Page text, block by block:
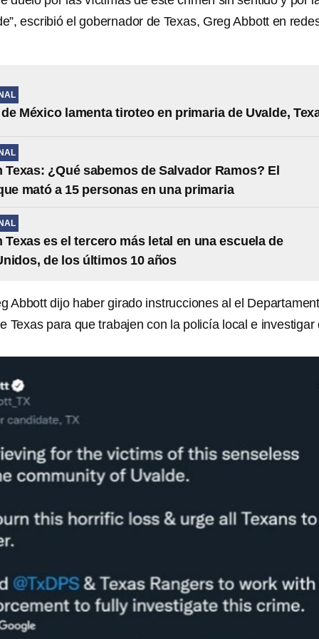
escribió el gobernador de Texas, Greg Abbott en
México lamenta tiroteo en primaria de Uvalde,
Texas: ¿Qué sabemos de Salvador Ramos? El
mató a 15 personas en una primaria
Texas es el tercero más letal en una escuela de
de los últimos 10 años
Abbott dijo haber girado instrucciones al el
Texas para que trabajen con la policía local e investigar